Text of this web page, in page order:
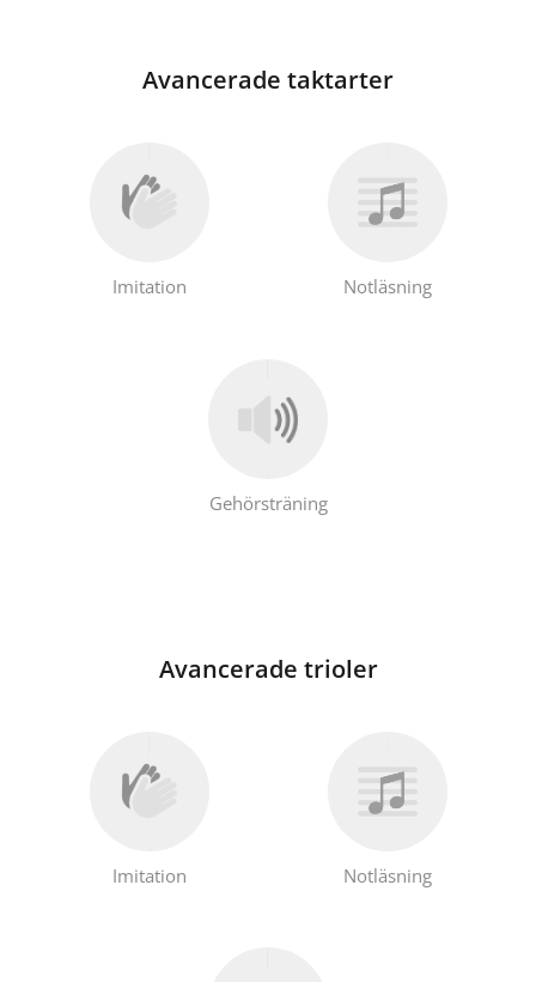
Avancerade taktarter
Imitation Notläsning
Gehörsträning
Avancerade trioler
Imitation Notläsning